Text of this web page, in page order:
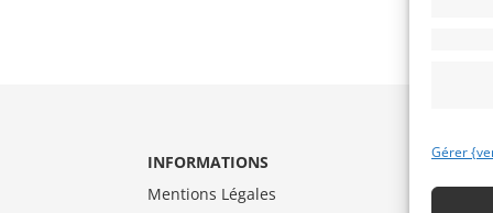
Gérer
INFORMATIONS
Mentions Légales